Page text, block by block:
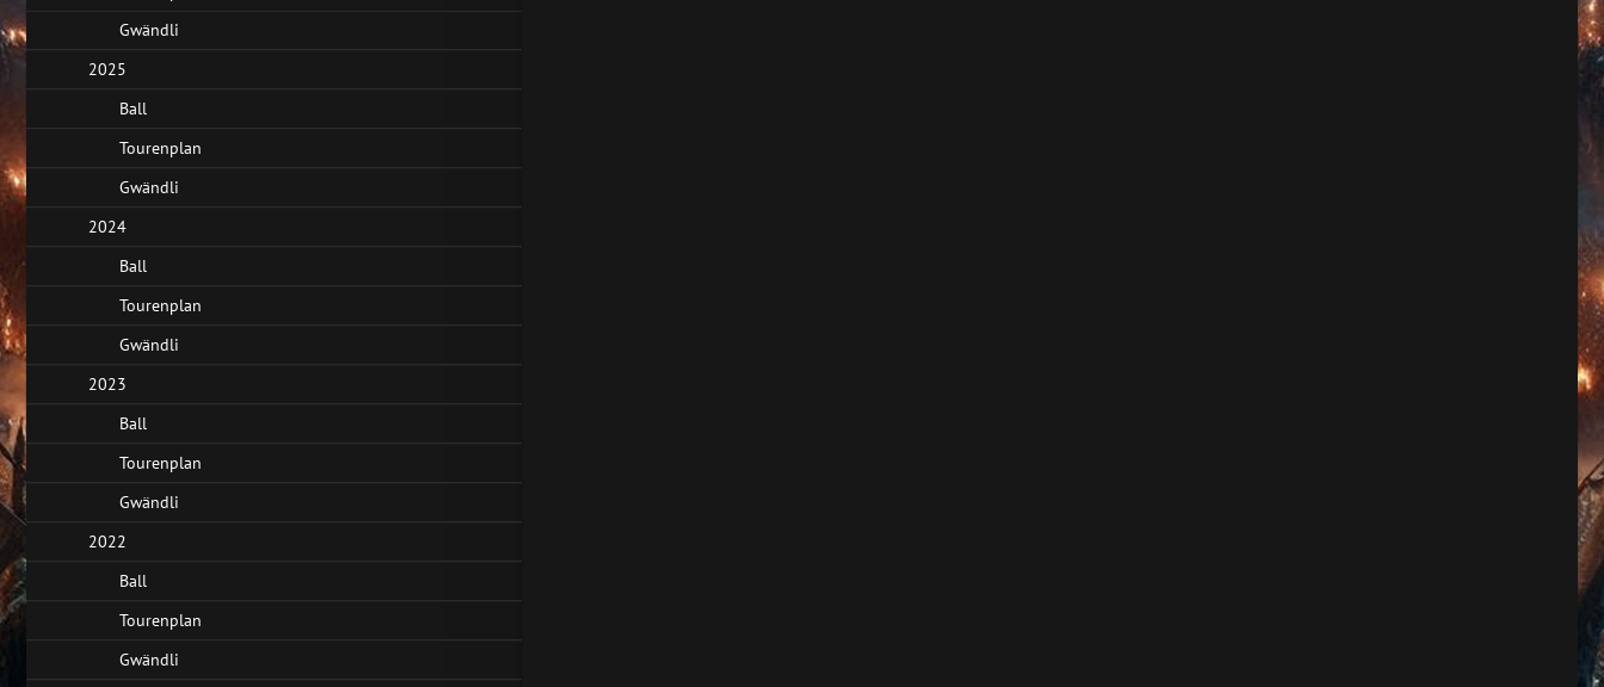
Gwändli
2025
Ball
Tourenplan
Gwändli
2024
Ball
Tourenplan
Gwändli
2023
Ball
Tourenplan
Gwändli
2022
Ball
Tourenplan
Gwändli